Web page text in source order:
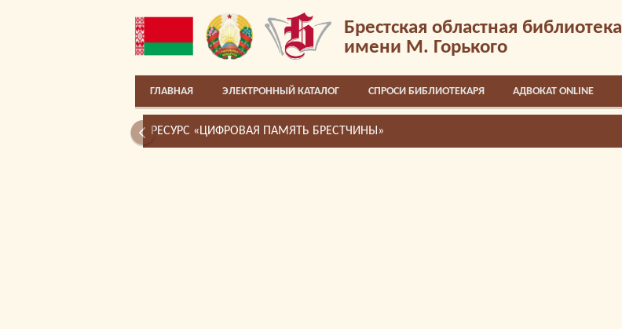
Брестская областная библиотека
имени М. Горького
ГЛАВНАЯ ЭЛЕКТРОННЫЙ КАТАЛОГ СПРОСИ БИБЛИОТЕКАРЯ АДВОКАТ ONLINE
РЕСУРС «ЦИФРОВАЯ ПАМЯТЬ БРЕСТЧИНЫ»